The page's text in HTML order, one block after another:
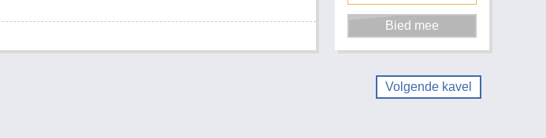
Volgende kavel